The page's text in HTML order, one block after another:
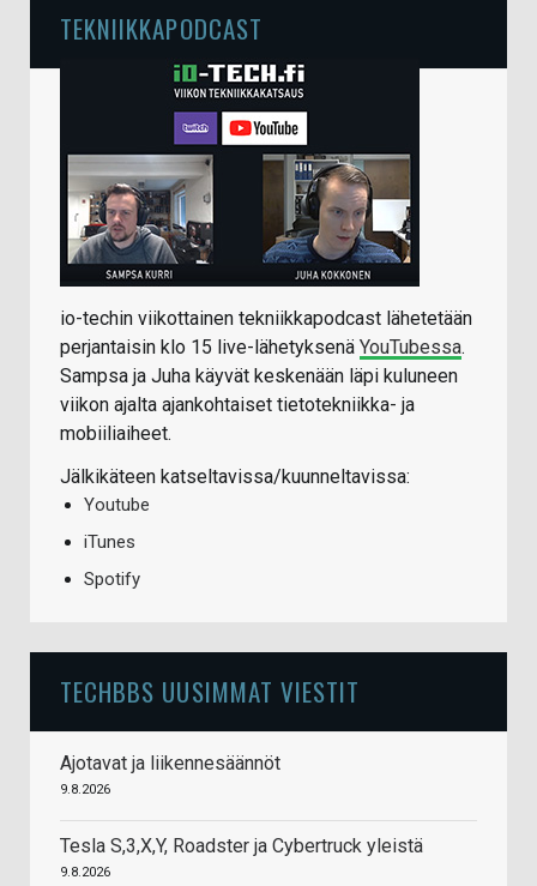
TEKNIIKKAPODCAST
io-techin viikottainen tekniikkapodcast lähetetään
perjantaisin klo 15 live-lähetyksenä YouTubessa.
Sampsa ja Juha käyvät keskenään läpi kuluneen
viikon ajalta ajankohtaiset tietotekniikka- ja
mobiiliaiheet.
Jälkikäteen katseltavissa/kuunneltavissa:
Youtube
iTunes
Spotify
TECHBBS UUSIMMAT VIESTIT
Ajotavat ja liikennesäännöt
9.8.2026
Tesla S,3,X,Y, Roadster ja Cybertruck yleistä
9.8.2026